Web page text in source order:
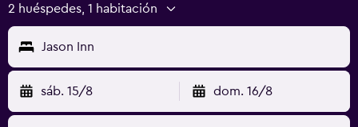
2 huéspedes, 1 habitación
Jason Inn
sáb. 15/8 dom. 16/8